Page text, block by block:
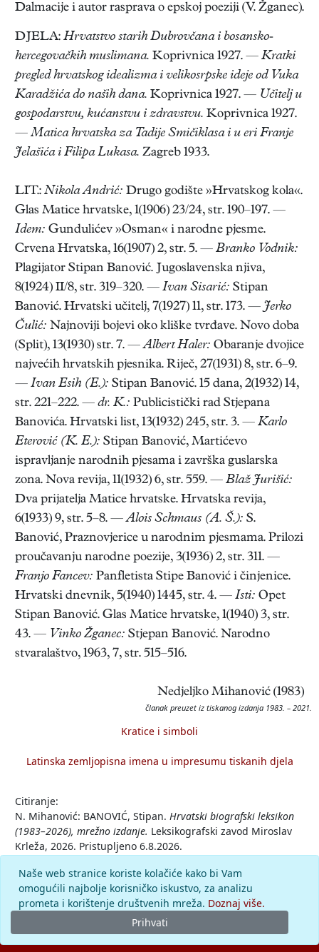
Dalmacije i autor rasprava o epskoj poeziji (V. Žganec).
DJELA: Hrvatstvo starih Dubrovčana i bosansko-
hercegovačkih muslimana. Koprivnica 1927. — Kratki
pregled hrvatskog idealizma i velikosrpske ideje od Vuka
Karadžića do naših dana. Koprivnica 1927. — Učitelj u
gospodarstvu, kućanstvu i zdravstvu. Koprivnica 1927.
—Matica hrvatska za Tadije Smičiklasa i u eri Franje
Jelašića i Filipa Lukasa. Zagreb 1933.
LIT.: Nikola Andrić: Drugo godište »Hrvatskog kola«.
Glas Matice hrvatske, 1(1906) 23/24, str. 190–197. —
Idem: Gundulićev »Osman« i narodne pjesme.
Crvena Hrvatska, 16(1907) 2, str. 5. — Branko Vodnik:
Plagijator Stipan Banović. Jugoslavenska njiva,
8(1924) II/8, str. 319–320. — Ivan Sisarić: Stipan
Banović. Hrvatski učitelj, 7(1927) 11, str. 173. — Jerko
Čulić: Najnoviji bojevi oko kliške tvrđave. Novo doba
(Split), 13(1930) str. 7. —Albert Haler: Obaranje dvojice
najvećih hrvatskih pjesnika. Riječ, 27(1931) 8, str. 6–9.
— Ivan Esih (E.): Stipan Banović. 15 dana, 2(1932) 14,
str. 221–222. — dr. K.: Publicistički rad Stjepana
Banovića. Hrvatski list, 13(1932) 245, str. 3. — Karlo
Eterović (K. E.): Stipan Banović, Martićevo
ispravljanje narodnih pjesama i završka guslarska
zona. Nova revija, 11(1932) 6, str. 559. — Blaž Jurišić:
Dva prijatelja Matice hrvatske. Hrvatska revija,
6(1933) 9, str. 5–8. —Alois Schmaus (A. Š.): S.
Banović, Praznovjerice u narodnim pjesmama. Prilozi
proučavanju narodne poezije, 3(1936) 2, str. 311. —
Franjo Fancev: Panfletista Stipe Banović i činjenice.
Hrvatski dnevnik, 5(1940) 1445, str. 4. — Isti: Opet
Stipan Banović. Glas Matice hrvatske, 1(1940) 3, str.
43. — Vinko Žganec: Stjepan Banović. Narodno
stvaralaštvo, 1963, 7, str. 515–516.
Nedjeljko Mihanović (1983)
članak preuzet iz tiskanog izdanja 1983. – 2021.
Kratice i simboli
Latinska zemljopisna imena u impresumu tiskanih djela
Citiranje:
N. Mihanović: BANOVIĆ, Stipan. Hrvatski biografski leksikon
(1983–2026), mrežno izdanje. Leksikografski zavod Miroslav
Krleža, 2026. Pristupljeno 6.8.2026.
Komentar
Naše web stranice koriste kolačiće kako bi Vam
omogućili najbolje korisničko iskustvo, za analizu
prometa i korištenje društvenih mreža. Doznaj više.
Prihvati
© 2026.Leksikografski zavodMiroslav Krleža